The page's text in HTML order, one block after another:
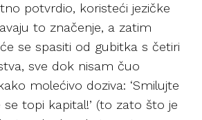
potvrdio, koristeći jezičke
to značenje, a zatim
se spasiti od gubitka s četiri
sve dok nisam čuo
molećivo doziva: ‘Smilujte
topi kapital!’ (to zato što je